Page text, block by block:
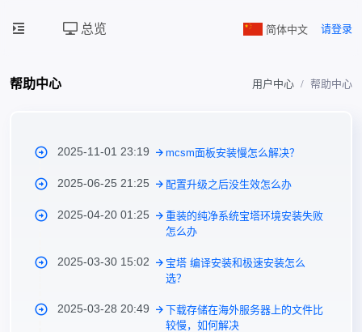
总览 简体中文 请登录
帮助中心 用户中心 帮助中心
2025-11-01 23:19 mcsm面板安装慢怎么解决？
2025-06-25 21:25 配置升级之后没生效怎么办
2025-04-20 01:25
重装的纯净系统宝塔环境安装失败
怎么办
2025-03-30 15:02
宝塔 编译安装和极速安装怎么
选？
2025-03-28 20:49
下载存储在海外服务器上的文件比
较慢，如何解决